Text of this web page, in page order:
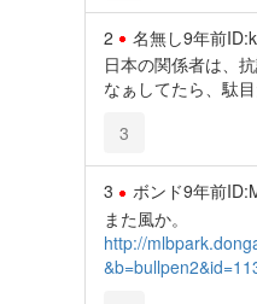
2 名無し9年前
日本の関係者は、
なぁしてたら、駄目
3
3 ボンド9年前
また風か。
http://